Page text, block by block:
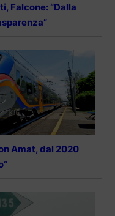
Falcone: “Dalla
Amat, dal 2020